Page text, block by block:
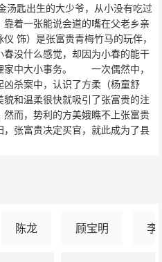
集 第13集
集 第10集
8集 第7集
5集 第4集
2集 第1集
匙出生的大少爷，从小没有吃过
着一张能说会道的嘴在父老乡亲
饰）是张富贵青梅竹马的玩伴，
没什么感觉，却因为小春的能干
家中大小事务。 一次偶然中，
杀案中，认识了方柔（杨童舒
和温柔很快就吸引了张富贵的注
而，势利的方美娥瞧不上张富贵
张富贵决定买官，就此成为了县
陈龙 顾宝明 李